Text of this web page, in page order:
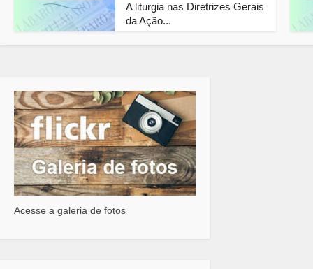
A liturgia nas Diretrizes Gerais
da Ação...
Acesse a galeria de fotos